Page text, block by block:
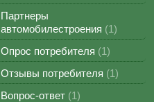
Партнеры
автомобилестроения
1
Опрос потребителя
1
Отзывы потребителя
1
Вопрос-ответ 1